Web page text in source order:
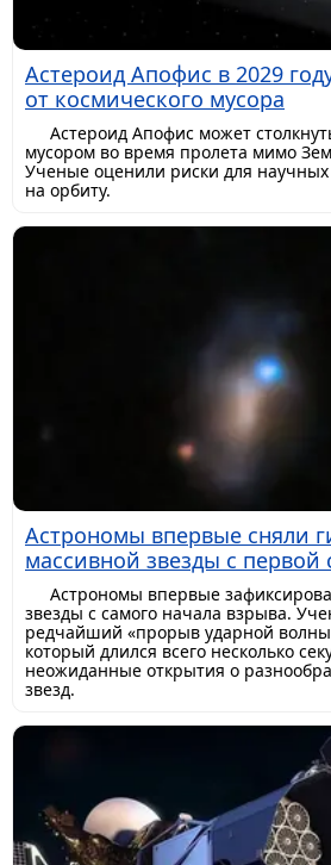
Астероид Апофис в 2029
от космического мусора
Астероид Апофис может
мусором во время пролета мимо
Ученые оценили риски для
на орбиту.
Астрономы впервые сняли
массивной звезды с первой
Астрономы впервые
звезды с самого начала взрыва.
редчайший «прорыв ударной
который длился всего несколько
неожиданные открытия о
звезд.